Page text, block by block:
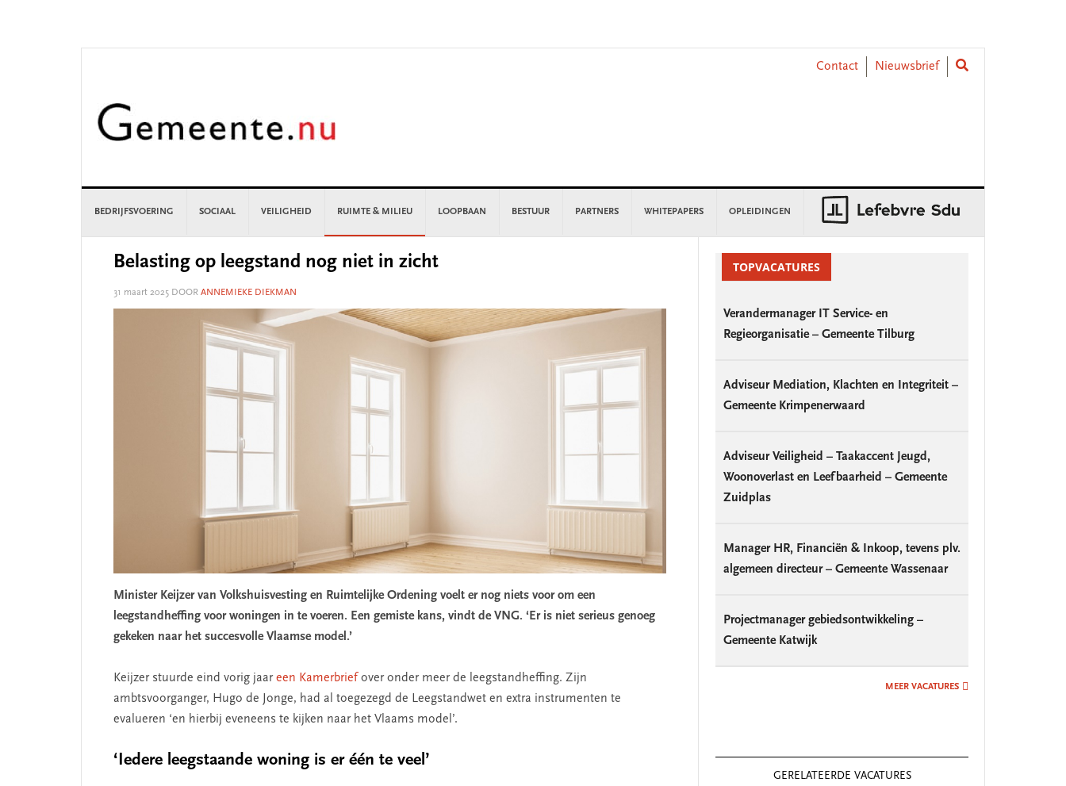
Contact
Nieuwsbrief
BEDRIJFSVOERING SOCIAAL VEILIGHEID RUIMTE & MILIEU LOOPBAAN BESTUUR PARTNERS WHITEPAPERS OPLEIDINGEN
Belasting op leegstand nog niet in zicht
31 maart 2025 DOOR ANNEMIEKE DIEKMAN
Minister Keijzer van Volkshuisvesting en Ruimtelijke Ordening voelt er nog niets voor om een
leegstandheffing voor woningen in te voeren. Een gemiste kans, vindt de VNG. ‘Er is niet serieus genoeg
gekeken naar het succesvolle Vlaamse model.’
Keijzer stuurde eind vorig jaareen Kamerbrief over onder meer de leegstandheffing. Zijn
ambtsvoorganger, Hugo de Jonge, had al toegezegd de Leegstandwet en extra instrumenten te
evalueren ‘en hierbij eveneens te kijken naar het Vlaams model’.
‘Iedere leegstaande woning is er één te veel’
SidebarTOPVACATURES
Verandermanager IT Service- en
Regieorganisatie – Gemeente Tilburg
Adviseur Mediation, Klachten en Integriteit –
Gemeente Krimpenerwaard
Adviseur Veiligheid – Taakaccent Jeugd,
Woonoverlast en Leefbaarheid – Gemeente
Zuidplas
Manager HR, Financiën & Inkoop, tevens plv.
algemeen directeur – Gemeente Wassenaar
Projectmanager gebiedsontwikkeling –
Gemeente Katwijk
MEER VACATURES
GERELATEERDE VACATURES